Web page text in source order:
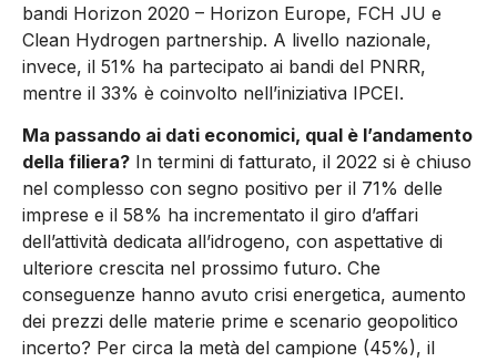
bandi Horizon 2020 – Horizon Europe, FCH JU e
Clean Hydrogen partnership. A livello nazionale,
invece, il 51% ha partecipato ai bandi del PNRR,
mentre il 33% è coinvolto nell’iniziativa IPCEI.
Ma passando ai dati economici, qual è l’andamento
della filiera? In termini di fatturato, il 2022 si è chiuso
nel complesso con segno positivo per il 71% delle
imprese e il 58% ha incrementato il giro d’affari
dell’attività dedicata all’idrogeno, con aspettative di
ulteriore crescita nel prossimo futuro. Che
conseguenze hanno avuto crisi energetica, aumento
dei prezzi delle materie prime e scenario geopolitico
incerto? Per circa la metà del campione (45%), il